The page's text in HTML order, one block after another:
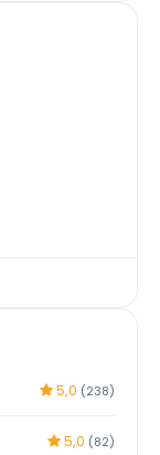
5,0 (238)
5,0 (82)